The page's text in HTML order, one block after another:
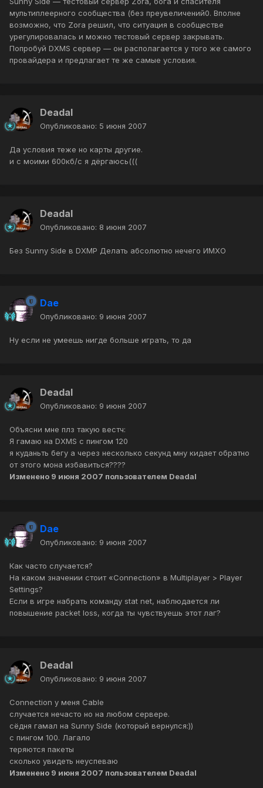
мультиплеерного сообщества (без преувеличений0. Вполне
возможно, что Zora решил, что ситуация в сообществе
урегулировалась и можно тестовый сервер закрывать.
Попробуй DXMS сервер — он располагается у того же самого
провайдера и предлагает те же самые условия.
Deadal
Опубликовано: 5 июня 2007
Да условия теже но карты другие.
и с моими 600кб/с я дёргаюсь(((
Deadal
Опубликовано: 8 июня 2007
Без Sunny Side в DXMP Делать абсолютно нечего ИМХО
Dae
Опубликовано: 9 июня 2007
Ну если не умеешь нигде больше играть, то да
Deadal
Опубликовано: 9 июня 2007
Объясни мне плз такую вестч:
Я гамаю на DXMS с пингом 120
я куданьть бегу а через несколько секунд мну кидает обратно
от этого мона избавиться????
Изменено 9 июня 2007 пользователем Deadal
Dae
Опубликовано: 9 июня 2007
Как часто случается?
На каком значении стоит «Connection» в Multiplayer > Player
Settings?
Если в игре набрать команду stat net, наблюдается ли
повышение packet loss, когда ты чувствуешь этот лаг?
Deadal
Опубликовано: 9 июня 2007
Connection у меня Cable
случается нечасто но на любом сервере.
сёдня гамал на Sunny Side (который вернулся:))
с пингом 100. Лагало
теряются пакеты
сколько увидеть неуспеваю
Изменено 9 июня 2007 пользователем Deadal